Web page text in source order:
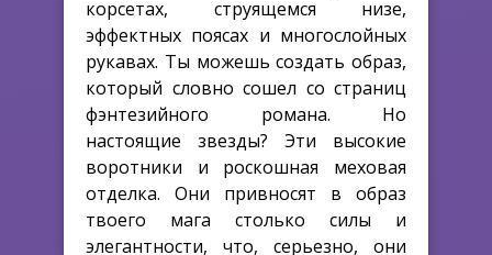
корсетах, струящемся низе,
эффектных поясах и многослойных
рукавах. Ты можешь создать образ,
который словно сошел со страниц
фэнтезийного романа. Но
настоящие звезды? Эти высокие
воротники и роскошная меховая
отделка. Они привносят в образ
твоего мага столько силы и
элегантности, что, серьезно, они